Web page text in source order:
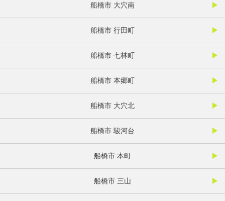
船橋市 大穴南
船橋市 行田町
船橋市 七林町
船橋市 本郷町
船橋市 大穴北
船橋市 駿河台
船橋市 本町
船橋市 三山